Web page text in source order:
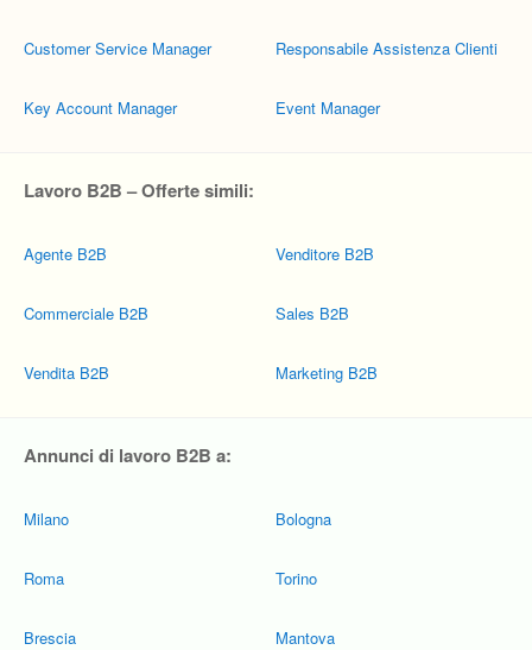
Customer Service Manager
Key Account Manager
Responsabile Assistenza Clienti
Event Manager
Lavoro B2B – Offerte simili:
Agente B2B
Commerciale B2B
Vendita B2B
Venditore B2B
Sales B2B
Marketing B2B
Annunci di lavoro B2B a:
Milano
Roma
Brescia
Bologna
Torino
Mantova